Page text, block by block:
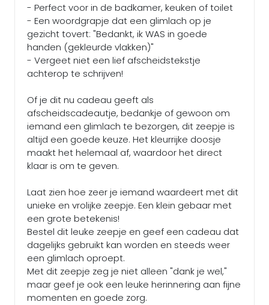
- Perfect voor in de badkamer, keuken of toilet
- Een woordgrapje dat een glimlach op je
gezicht tovert: "Bedankt, ik WAS in goede
handen (gekleurde vlakken)"
- Vergeet niet een lief afscheidstekstje
achterop te schrijven!
Of je dit nu cadeau geeft als
afscheidscadeautje, bedankje of gewoon om
iemand een glimlach te bezorgen, dit zeepje is
altijd een goede keuze. Het kleurrijke doosje
maakt het helemaal af, waardoor het direct
klaar is om te geven.
Laat zien hoe zeer je iemand waardeert met dit
unieke en vrolijke zeepje. Een klein gebaar met
een grote betekenis!
Bestel dit leuke zeepje en geef een cadeau dat
dagelijks gebruikt kan worden en steeds weer
een glimlach oproept.
Met dit zeepje zeg je niet alleen "dank je wel,"
maar geef je ook een leuke herinnering aan fijne
momenten en goede zorg.